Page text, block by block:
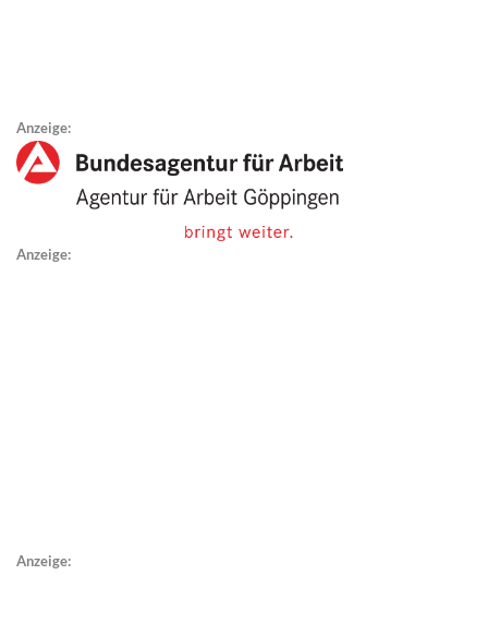
Anzeige:
Anzeige:
Anzeige: